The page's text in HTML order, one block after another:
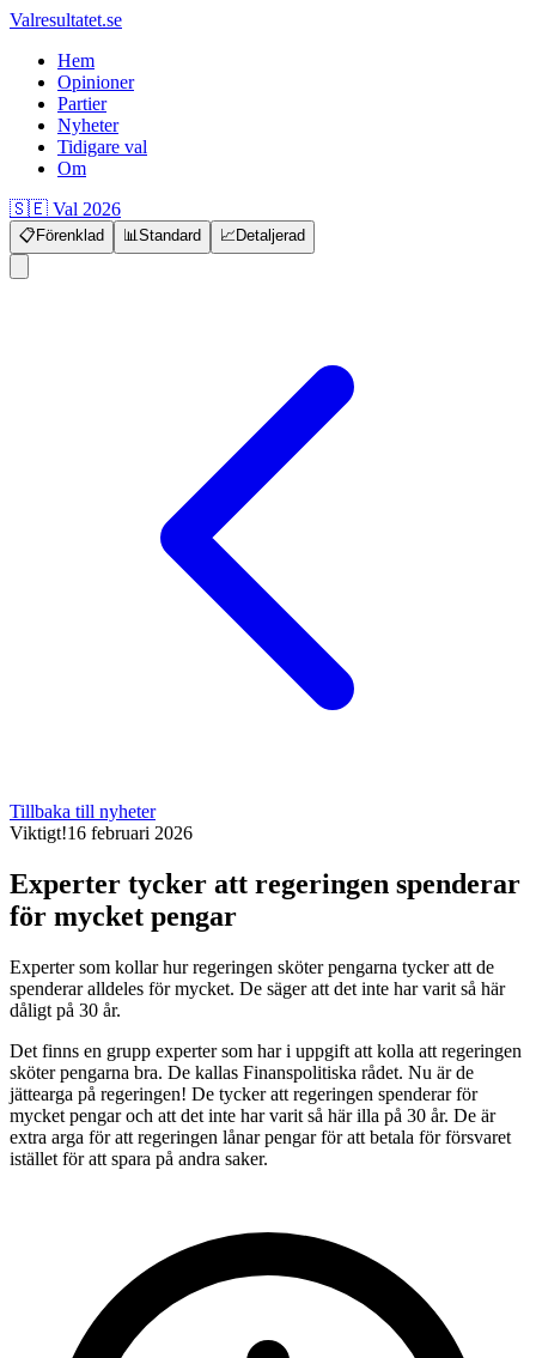
Valresultatet.se
Hem
Opinioner
Partier
Nyheter
Tidigare val
Om
🇸🇪 Val 2026
📋 Förenklad 📊Standard 📈Detaljerad
Tillbaka till nyheter
Viktigt!16 februari 2026
Experter tycker att regeringen spenderar
för mycket pengar
Experter som kollar hur regeringen sköter pengarna tycker att de
spenderar alldeles för mycket. De säger att det inte har varit så här
dåligt på 30 år.
Det finns en grupp experter som har i uppgift att kolla att regeringen
sköter pengarna bra. De kallas Finanspolitiska rådet. Nu är de
jättearga på regeringen! De tycker att regeringen spenderar för
mycket pengar och att det inte har varit så här illa på 30 år. De är
extra arga för att regeringen lånar pengar för att betala för försvaret
istället för att spara på andra saker.